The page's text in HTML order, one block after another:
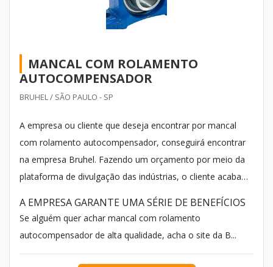
MANCAL COM ROLAMENTO
AUTOCOMPENSADOR
BRUHEL / SÃO PAULO - SP
A empresa ou cliente que deseja encontrar por mancal
com rolamento autocompensador, conseguirá encontrar
na empresa Bruhel. Fazendo um orçamento por meio da
plataforma de divulgação das indústrias, o cliente acaba
A EMPRESA GARANTE UMA SÉRIE DE BENEFÍCIOS
Se alguém quer achar mancal com rolamento
autocompensador de alta qualidade, acha o site da B...